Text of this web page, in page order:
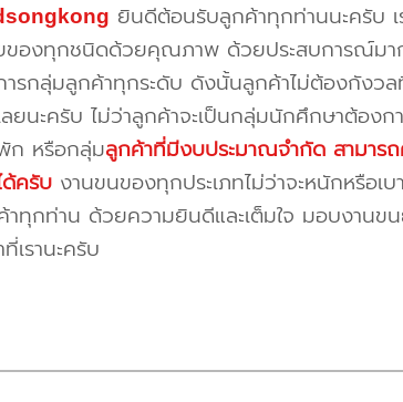
ยินดีต้อนรับลูกค้าทุกท่านนะครับ เ
ของทุกชนิดด้วยคุณภาพ ด้วยประสบการณ์มาก
ารกลุ่มลูกค้าทุกระดับ ดังนั้นลูกค้าไม่ต้องกังวล
เลยนะครับ ไม่ว่าลูกค้าจะเป็นกลุ่มนักศึกษาต้อง
ก หรือกลุ่มลูกค้าที่มีงบประมาณจำกัด สามาร
ด้ครับงานขนของทุกประเภทไม่ว่าจะหนักหรือเบ
าทุกท่าน ด้วยความยินดีและเต็มใจ มอบงานขน
เรานะครับ